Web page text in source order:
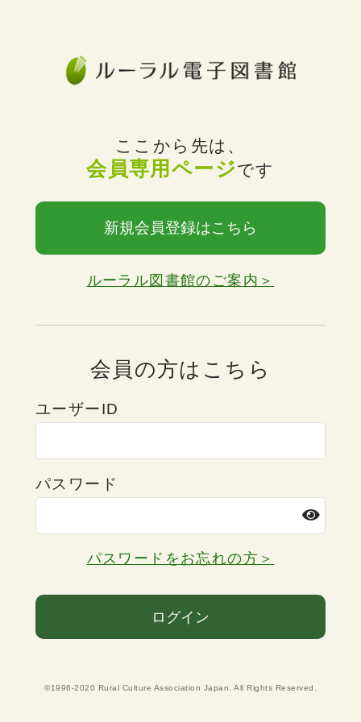
ここから先は、
会員専用ページです
新規会員登録はこちら
ルーラル図書館のご案内＞
会員の方はこちら
ユーザーID
パスワード
パスワードをお忘れの方＞
ログイン
©1996-2020 Rural Culture Association Japan. All Rights Reserved.